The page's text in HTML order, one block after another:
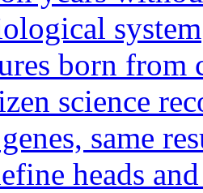
system
born from
science
same
heads